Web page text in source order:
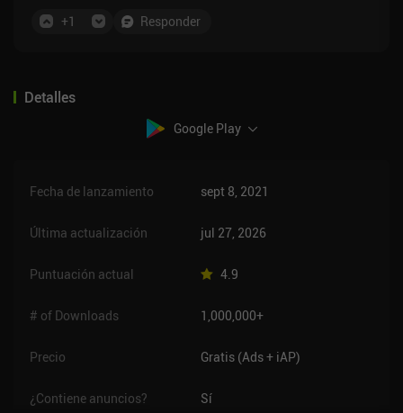
en la que es muy difícil saber qué hay que hacer;
+1 Responder
Detalles
Google Play
Fecha de lanzamiento sept 8, 2021
Última actualización jul 27, 2026
Puntuación actual 4.9
# of Downloads 1,000,000+
Precio Gratis (Ads + iAP)
¿Contiene anuncios? Sí